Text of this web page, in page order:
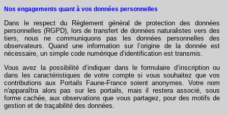
Nos engagements quant à vos données personnelles
Dans le respect du Règlement général de protection des données
personnelles (RGPD), lors de transfert de données naturalistes vers des
tiers, nous ne communiquons pas les données personnelles des
observateurs. Quand une information sur l’origine de la donnée est
nécessaire, un simple code numérique d’identification est transmis.
Vous avez la possibilité d’indiquer dans le formulaire d’inscription ou
dans les caractéristiques de votre compte si vous souhaitez que vos
contributions aux Portails Faune-France soient anonymes. Votre nom
n'apparaîtra alors pas sur les portails, mais il restera associé, sous
forme cachée, aux observations que vous partagez, pour des motifs de
gestion et de traçabilité des données.